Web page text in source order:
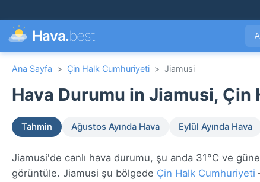
Hava.best
Ana Sayfa > Çin Halk Cumhuriyeti > Jiamusi
Hava Durumu in Jiamusi,
Tahmin Ağustos Ayında Hava Eylül Ayında Hava
Jiamusi'de canlı hava durumu, şu anda 31°C ve
görüntüle. Jiamusi şu bölgede Çin Halk Cumhuriyeti